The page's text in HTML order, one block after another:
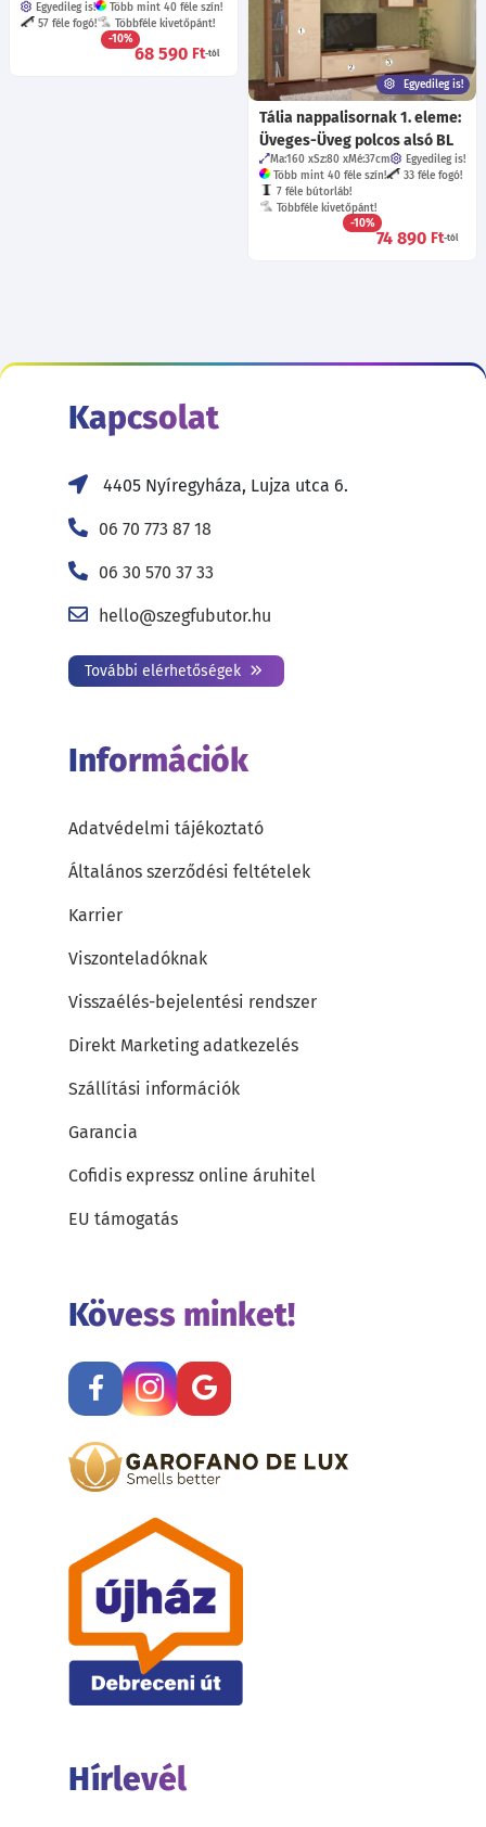
Egyedileg is!
Több mint 40 féle szín!
57 féle fogó!
Többféle kivetőpánt!
-10%
68 590 Ft-tól
Egyedileg is!
Tália nappalisornak 1. eleme:
Üveges-Üveg polcos alsó BL
Ma:160 Sz:80 Mé:37cm
Egyedileg is!
Több mint 40 féle szín!
33 féle fogó!
7 féle bútorláb!
Többféle kivetőpánt!
-10%
74 890 Ft-tól
Kapcsolat
4405 Nyíregyháza, Lujza utca 6.
06 70 773 87 18
06 30 570 37 33
hello@szegfubutor.hu
További elérhetőségek
Információk
Adatvédelmi tájékoztató
Általános szerződési feltételek
Karrier
Viszonteladóknak
Visszaélés-bejelentési rendszer
Direkt Marketing adatkezelés
Szállítási információk
Garancia
Cofidis expressz online áruhitel
EU támogatás
Kövess minket!
Hírlevél